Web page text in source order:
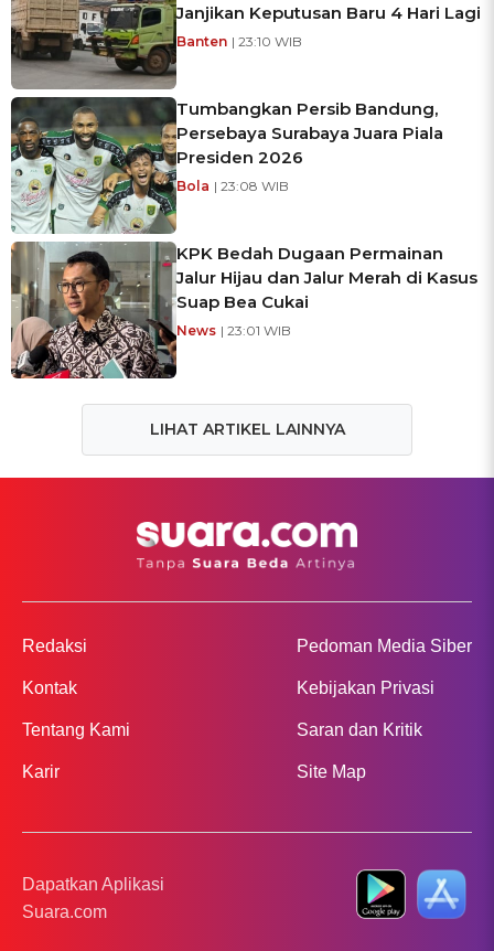
Janjikan Keputusan Baru 4 Hari Lagi
Banten | 23:10 WIB
Tumbangkan Persib Bandung,
Persebaya Surabaya Juara Piala
Presiden 2026
Bola | 23:08 WIB
KPK Bedah Dugaan Permainan
Jalur Hijau dan Jalur Merah di Kasus
Suap Bea Cukai
News | 23:01 WIB
LIHAT ARTIKEL LAINNYA
Redaksi
Kontak
Tentang Kami
Karir
Pedoman Media Siber
Kebijakan Privasi
Saran dan Kritik
Site Map
Dapatkan Aplikasi
Suara.com